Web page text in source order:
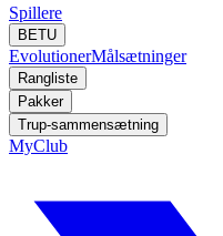
Spillere
BETU
EvolutionerMålsætninger
Rangliste
Pakker
Trup-sammensætning
MyClub